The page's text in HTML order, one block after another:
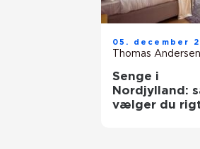
05. december
Thomas Andersen
Senge i
Nordjylland:
vælger du